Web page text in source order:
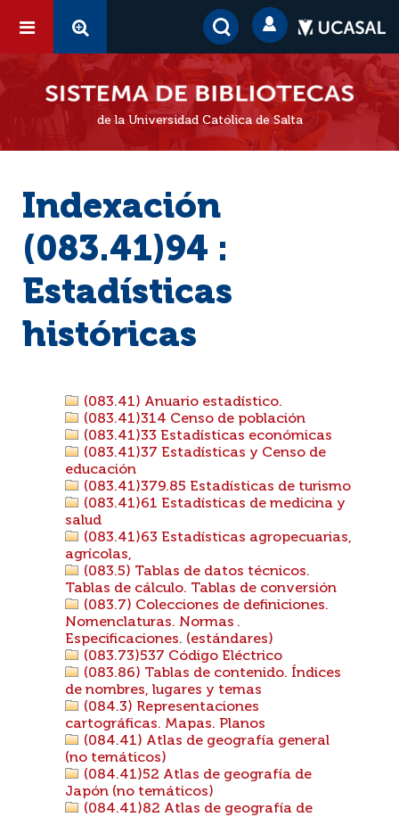
de la Universidad Católica de Salta
Indexación
(083.41)94 :
Estadísticas
históricas
(083.41) Anuario estadístico.
(083.41)314 Censo de población
(083.41)33 Estadísticas económicas
(083.41)37 Estadísticas y Censo de
educación
(083.41)379.85 Estadísticas de turismo
(083.41)61 Estadísticas de medicina y
salud
(083.41)63 Estadísticas agropecuarias,
agrícolas,
(083.5) Tablas de datos técnicos.
Tablas de cálculo. Tablas de conversión
(083.7) Colecciones de definiciones.
Nomenclaturas. Normas .
Especificaciones. (estándares)
(083.73)537 Código Eléctrico
(083.86) Tablas de contenido. Índices
de nombres, lugares y temas
(084.3) Representaciones
cartográficas. Mapas. Planos
(084.41) Atlas de geografía general
(no temáticos)
(084.41)52 Atlas de geografía de
Japón (no temáticos)
(084.41)82 Atlas de geografía de